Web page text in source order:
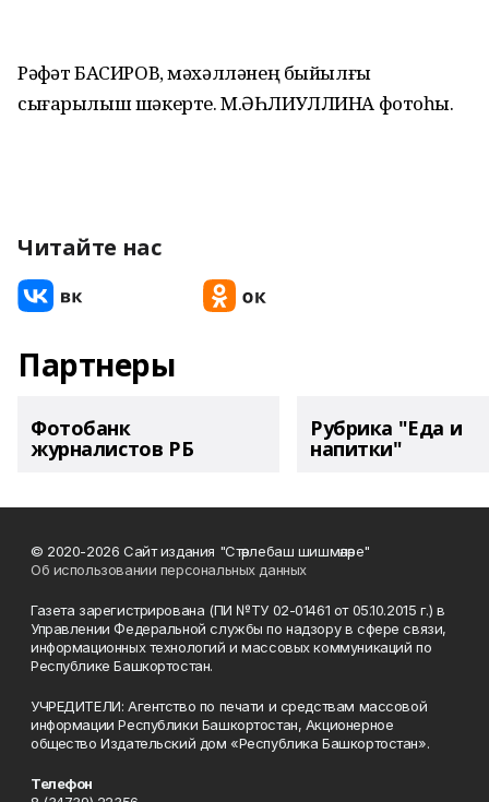
Рәфҡәт БАСИРОВ, мәхәлләнең быйылғы
сығарылыш шәкерте. М.ӘҺЛИУЛЛИНА фотоһы.
Читайте нас
Партнеры
Фотобанк
журналистов РБ
Рубрика "Еда и
напитки"
© 2020-2026 Сайт издания "Стәрлебаш шишмәләре"
Об использовании персональных данных
Газета зарегистрирована (ПИ №ТУ 02-01461 от 05.10.2015 г.) в
Управлении Федеральной службы по надзору в сфере связи,
информационных технологий и массовых коммуникаций по
Республике Башкортостан.
УЧРЕДИТЕЛИ: Агентство по печати и средствам массовой
информации Республики Башкортостан, Акционерное
общество Издательский дом «Республика Башкортостан».
Телефон